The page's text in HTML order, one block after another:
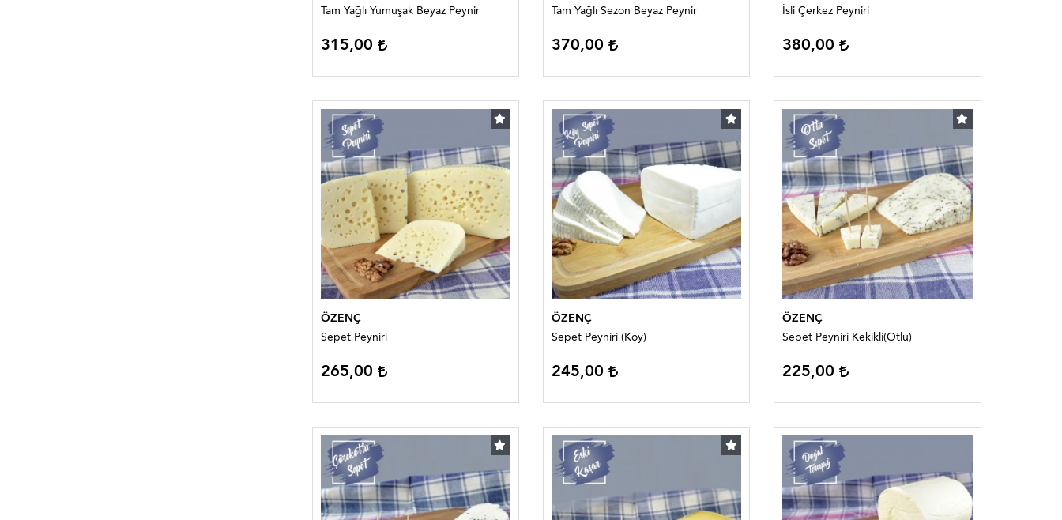
Tam Yağlı Yumuşak Beyaz Peynir
315,00
Tam Yağlı Sezon Beyaz Peynir
370,00
İsli Çerkez Peyniri
380,00
ÖZENÇ
Sepet Peyniri
265,00
ÖZENÇ
Sepet Peyniri (Köy)
245,00
ÖZENÇ
Sepet Peyniri Kekikli(Otlu)
225,00